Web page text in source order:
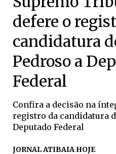
defere o
candidatura
Pedroso a
Federal
Confira a decisão na
registro da candidatura
Deputado Federal
JORNAL ATIBAIA HOJE